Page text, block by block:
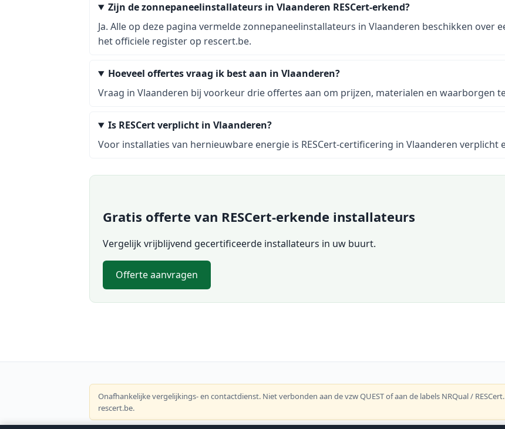
Zijn de zonnepaneelinstallateurs in Vlaanderen RESCert-erkend?
Ja. Alle op deze pagina vermelde zonnepaneelinstallateurs in Vlaanderen beschikken over
het officiele register op rescert.be.
Hoeveel offertes vraag ik best aan in Vlaanderen?
Vraag in Vlaanderen bij voorkeur drie offertes aan om prijzen, materialen en waarborgen
Is RESCert verplicht in Vlaanderen?
Voor installaties van hernieuwbare energie is RESCert-certificering in Vlaanderen verplicht
Gratis offerte van RESCert-erkende installateurs
Vergelijk vrijblijvend gecertificeerde installateurs in uw buurt.
Offerte aanvragen
Onafhankelijke vergelijkings- en contactdienst. Niet verbonden aan de vzw QUEST of aan de labels NRQual /
rescert.be.